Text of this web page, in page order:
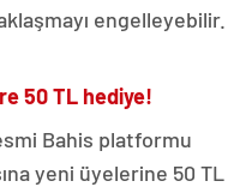
engelleyebilir.
50 TL hediye!
Bahis platformu
yeni üyelerine 50 TL